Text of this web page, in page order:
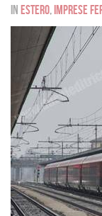
In Estero, Imprese